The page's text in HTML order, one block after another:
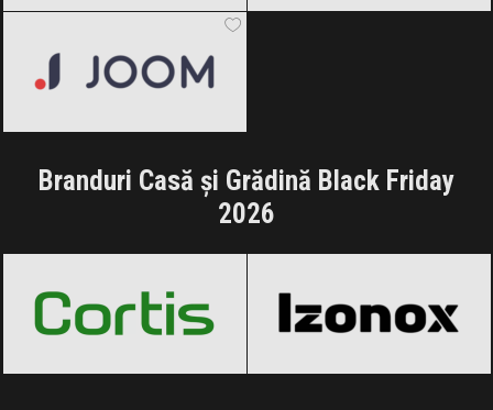
Branduri Casă și Grădină Black Friday
2026